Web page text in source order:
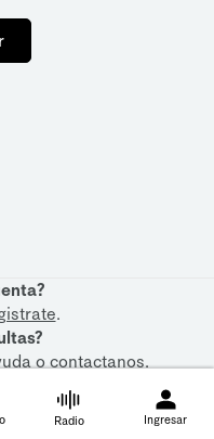
.
ocontactanos.
Radio Ingresar